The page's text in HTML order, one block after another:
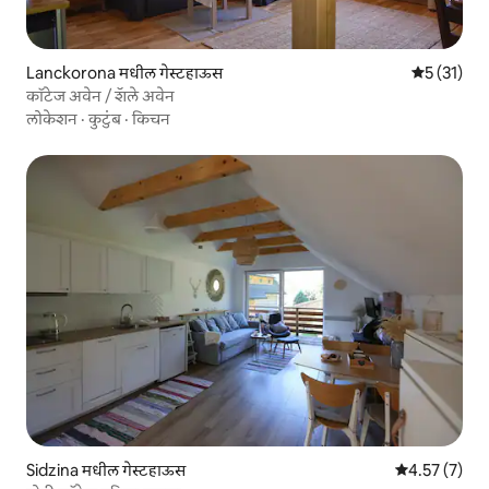
Lanckorona मधील गेस्टहाऊस 5 पैकी 5
5 (31)
कॉटेज अवेन / शॅले अवेन
लोकेशन ·कुटुंब·किचन
Sidzina मधील गेस्टहाऊस 5 पैकी 4.57
4.57 (7)